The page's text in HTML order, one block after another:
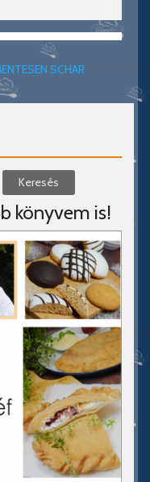
SCHAR
könyvem is!